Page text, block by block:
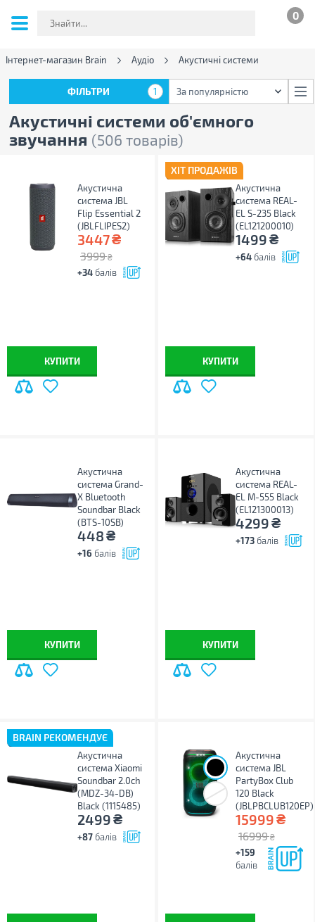
0
Інтернет-магазин Brain Аудіо Акустичні системи
Акустичні системи об'ємного
звучання (506 товарів)
ФІЛЬТРИ 1 За популярністю
Акустична
система JBL
Flip Essential 2
(JBLFLIPES2)
3447₴
3999 ₴
+34 балів
КУПИТИ
ХІТ ПРОДАЖІВ
Акустична
система REAL-
EL S-235 Black
(EL121200010)
1499₴
+64 балів
КУПИТИ
Акустична
система Grand-
X Bluetooth
Soundbar Black
(BTS-10SB)
448₴
+16 балів
КУПИТИ
Акустична
система REAL-
EL M-555 Black
(EL121300013)
4299₴
+173 балів
КУПИТИ
BRAIN РЕКОМЕНДУЄ
Акустична
система Xiaomi
Soundbar 2.0ch
(MDZ-34-DB)
Black (1115485)
2499₴
+87 балів
Акустична
система JBL
PartyBox Club
120 Black
(JBLPBCLUB120EP)
15999₴
16999 ₴
+159
балів
ФІЛЬТРИ 1 За популярністю